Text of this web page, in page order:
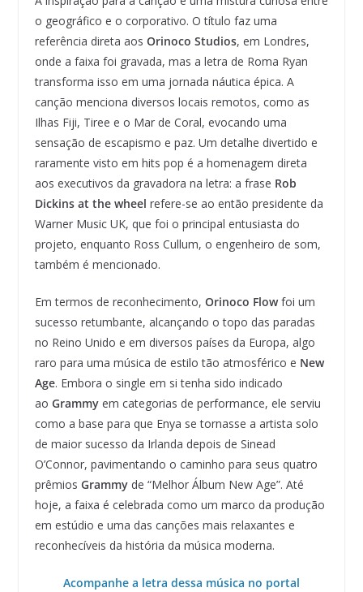
o geográfico e o corporativo. O título faz uma
referência direta aos Orinoco Studios, em Londres,
onde a faixa foi gravada, mas a letra de Roma Ryan
transforma isso em uma jornada náutica épica. A
canção menciona diversos locais remotos, como as
Ilhas Fiji, Tiree e o Mar de Coral, evocando uma
sensação de escapismo e paz. Um detalhe divertido e
raramente visto em hits pop é a homenagem direta
aos executivos da gravadora na letra: a frase Rob
Dickins at the wheel refere-se ao então presidente da
Warner Music UK, que foi o principal entusiasta do
projeto, enquanto Ross Cullum, o engenheiro de som,
também é mencionado.
Em termos de reconhecimento, Orinoco Flowfoi um
sucesso retumbante, alcançando o topo das paradas
no Reino Unido e em diversos países da Europa, algo
raro para uma música de estilo tão atmosférico e New
Age. Embora o single em si tenha sido indicado
ao Grammyem categorias de performance, ele serviu
como a base para que Enya se tornasse a artista solo
de maior sucesso da Irlanda depois de Sinead
O’Connor, pavimentando o caminho para seus quatro
prêmios Grammyde “Melhor Álbum New Age”. Até
hoje, a faixa é celebrada como um marco da produção
em estúdio e uma das canções mais relaxantes e
reconhecíveis da história da música moderna.
Acompanhe a letra dessa música no portal